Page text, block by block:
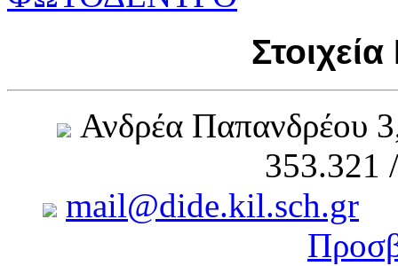
Ανδρέα Παπανδρέου
353.321
mail@dide.kil.sch.gr